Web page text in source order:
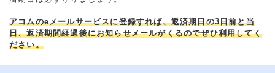
アコムのeメールサービスに登録すれば、返済期日の3日前と当
日、返済期間経過後にお知らせメールがくるのでぜひ利用してく
ださい。